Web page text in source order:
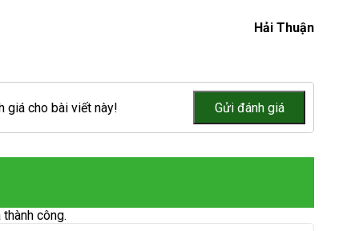
Hải Thuận
giá cho bài viết này!
công.